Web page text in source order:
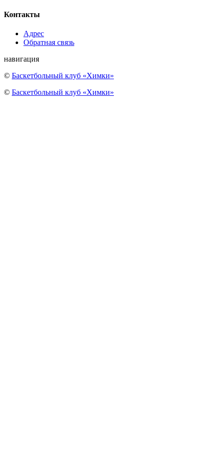
Контакты
Адрес
Обратная связь
навигация
© Баскетбольный клуб «Химки»
© Баскетбольный клуб «Химки»